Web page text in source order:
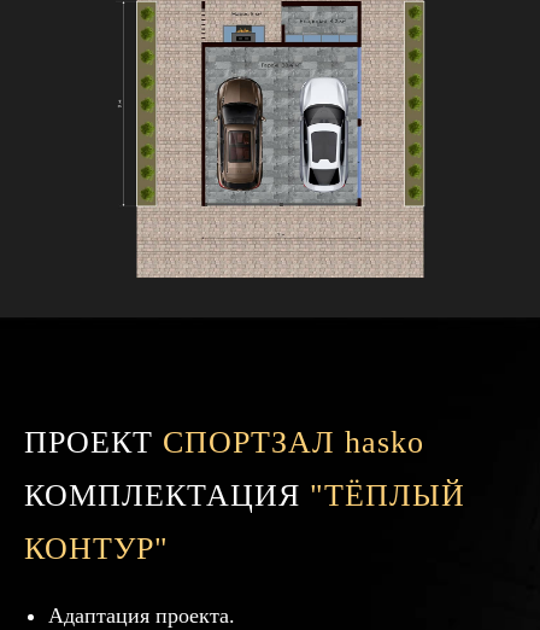
ПРОЕКТ СПОРТЗАЛ hasko
КОМПЛЕКТАЦИЯ "ТЁПЛЫЙ
КОНТУР"
Адаптация проекта.